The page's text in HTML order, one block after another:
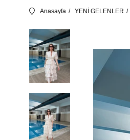
Anasayfa YENİ GELENLER